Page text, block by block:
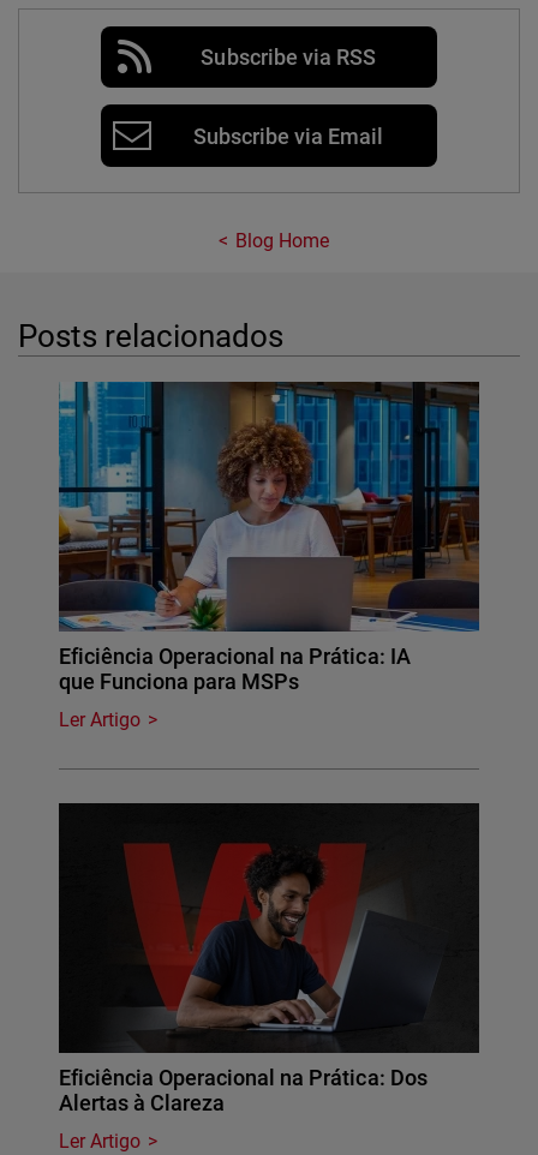
Subscribe via RSS
Subscribe via Email
Blog Home
Posts relacionados
Eficiência Operacional na Prática: IA
que Funciona para MSPs
Ler Artigo
Eficiência Operacional na Prática: Dos
Alertas à Clareza
Ler Artigo